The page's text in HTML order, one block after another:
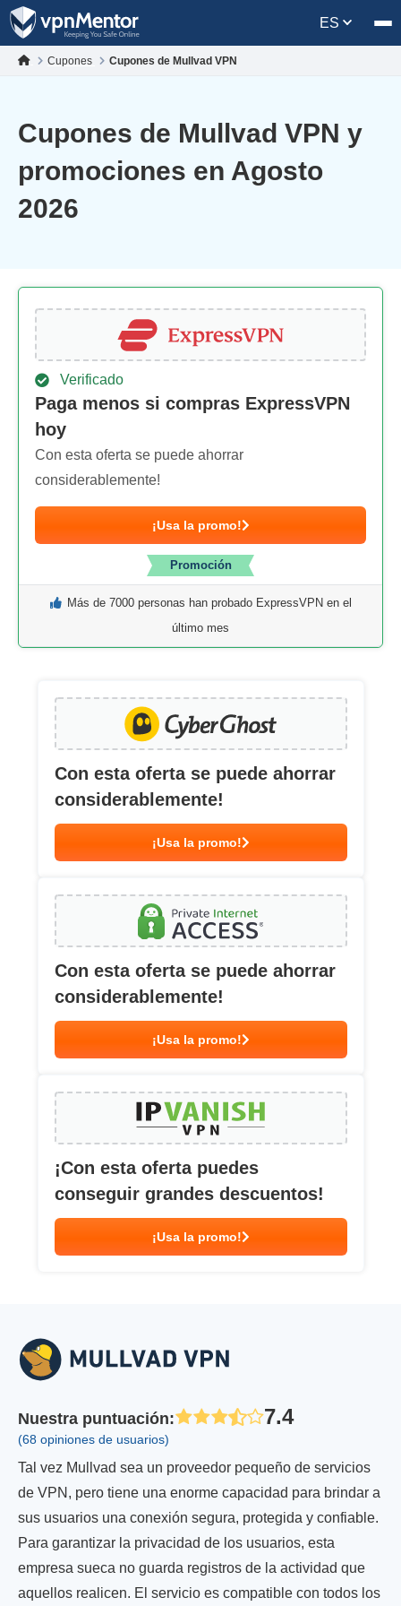
ES
Cupones Cupones de Mullvad VPN
Cupones de Mullvad VPN y
promociones en Agosto
2026
Verificado
Paga menos si compras ExpressVPN
hoy
Con esta oferta se puede ahorrar
considerablemente!
¡Usa la promo!
Promoción
Más de 7000 personas han probado ExpressVPN en el
último mes
Con esta oferta se puede ahorrar
considerablemente!
¡Usa la promo!
Con esta oferta se puede ahorrar
considerablemente!
¡Usa la promo!
¡Con esta oferta puedes
conseguir grandes descuentos!
¡Usa la promo!
Nuestra puntuación: 7.4
(68 opiniones de usuarios)
Tal vez Mullvad sea un proveedor pequeño de servicios
de VPN, pero tiene una enorme capacidad para brindar a
sus usuarios una conexión segura, protegida y confiable.
Para garantizar la privacidad de los usuarios, esta
empresa sueca no guarda registros de la actividad que
aquellos realicen. El servicio es compatible con todos los